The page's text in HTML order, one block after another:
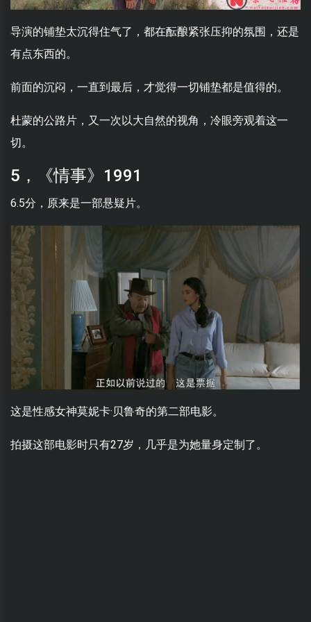
导演的铺垫太沉得住气了，都在酝酿紧张压抑的氛围，还是
有点东西的。
前面的沉闷，一直到最后，才觉得一切铺垫都是值得的。
杜蒙的公路片，又一次以大自然的视角，冷眼旁观着这一
切。
5，《情事》1991
6.5分，原来是一部悬疑片。
这是性感女神莫妮卡·贝鲁奇的第二部电影。
拍摄这部电影时只有27岁，几乎是为她量身定制了。